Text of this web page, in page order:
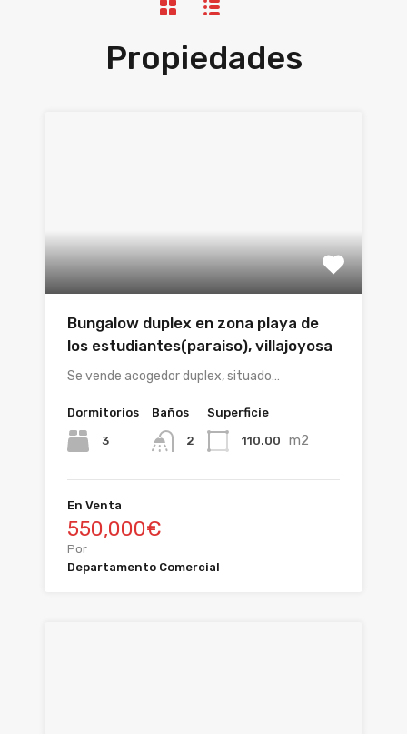
Propiedades
Bungalow duplex en zona playa de
los estudiantes(paraiso), villajoyosa
Se vende acogedor duplex, situado…
Dormitorios
3
Baños
2
Superficie
110.00 m2
En Venta
550,000€
Por
Departamento Comercial